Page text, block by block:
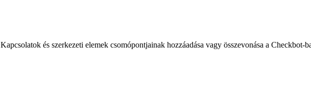
Kapcsolatok és szerkezeti elemek csomópontjainak hozzáadása vagy összevonása a Checkbot-